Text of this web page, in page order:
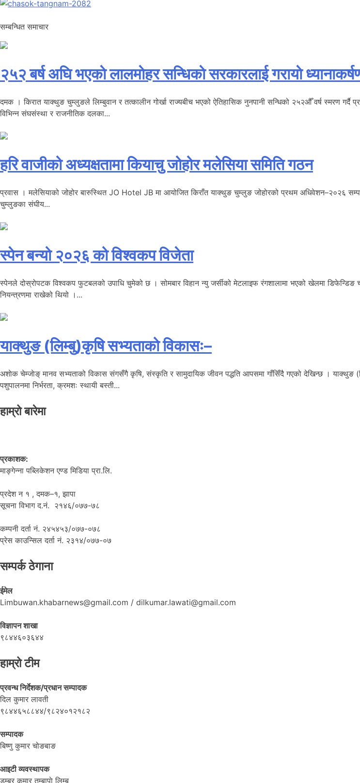
सम्बन्धित समाचार
२५२ बर्ष अघि भएकाे लालमाेहर सन्धिकाे सरकारलाई गरायाे
दमक । किरात याक्थुङ चुम्लुङले लिम्बुवान र तत्कालीन गोर्खा राज्यबीच भएको ऐतिहासिक नुनपानी सन्धिको २५२औँ वर्ष स्मरण गर्दै
विभिन्न संघसंस्था र राजनीतिक दलका...
हरि वाजीको अध्यक्षतामा कियाचु जोहोर मलेसिया समिति गठन
प्रवास । मलेसियाको जोहोर बारुस्थित JO Hotel JB मा आयोजित किराँत याक्थुङ चुम्लुङ जोहोरको प्रथम अधिवेशन–२०२६
चुम्लुङका संघीय...
स्पेन बन्यो २०२६ को विश्वकप विजेता
स्पेनले दोस्रोपटक विश्वकप फुटबलको उपाधि चुमेको छ । सोमबार विहान न्यु जर्सीको मेटलाइफ रंगशालामा भएको खेलमा
नियन्त्रणमा राखेको थियो ।...
याक्थुङ (लिम्बु)कृषि सभ्यताको विकासः–
अशाेक चेम्जाेङ् मानव सभ्यताको विकास संगसँगै कृषि, संस्कृति र सामुदायिक जीवन पद्धति आपसमा गाँसिँदै गएको देखिन्छ । याक्थुङ
पशुपालनमा निर्भरता, क्रमशः स्थायी बस्ती...
हाम्रो बारेमा
प्रकाशक:
माङ्गेन्ना पब्लिकेशन एण्ड मिडिया प्रा.लि.
प्रदेश न १ , दमक–१, झापा
सूचना विभाग द.नं. २१४६/०७७-७८
कम्पनी दर्ता नं. २४५४५३/०७७-०७८
प्रेस काउन्सिल दर्ता नं. २३१४/०७७-०७
सम्पर्क ठेगाना
ईमेल
Limbuwan.khabarnews@gmail.com / dilkumar.lawati@gmail.com
विज्ञापन शाखा
९८४४६०३६४४
हाम्रो टीम
प्रवन्ध निर्देशक/प्रधान सम्पादक
दिल कुमार लावती
९८४४६५८८४४/९८२४०१२१८२
सम्पादक
बिष्णु कुमार चोङबाङ
आइटी व्यवस्थापक
डम्बर कुमार तुम्बापाे लिम्बु